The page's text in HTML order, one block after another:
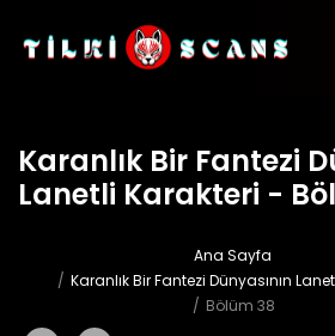
Karanlık Bir Fantezi
Lanetli Karakteri -
Ana Sayfa
Karanlık Bir Fantezi Dünyasının
Bölüm 38